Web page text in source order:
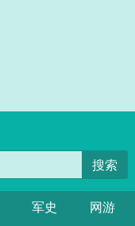
搜索
军史
网游